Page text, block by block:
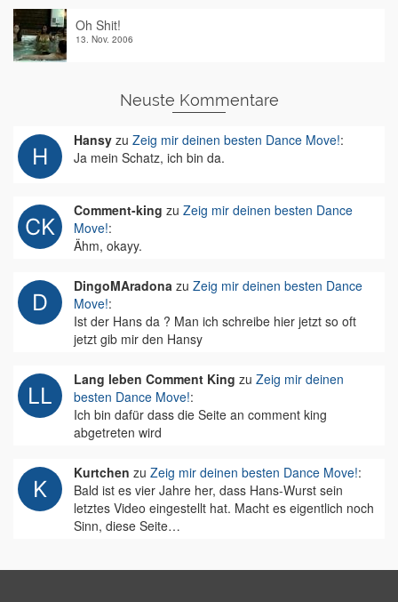
Oh Shit!
13. Nov. 2006
Neuste Kommentare
Hansy zu Zeig mir deinen besten Dance Move!:
Ja mein Schatz, ich bin da.
Comment-king zu Zeig mir deinen besten Dance
Move!:
Ähm, okayy.
DingoMAradona zu Zeig mir deinen besten Dance
Move!:
Ist der Hans da ? Man ich schreibe hier jetzt so oft
jetzt gib mir den Hansy
Lang leben Comment King zu Zeig mir deinen
besten Dance Move!:
Ich bin dafür dass die Seite an comment king
abgetreten wird
Kurtchen zu Zeig mir deinen besten Dance Move!:
Bald ist es vier Jahre her, dass Hans-Wurst sein
letztes Video eingestellt hat. Macht es eigentlich noch
Sinn, diese Seite…